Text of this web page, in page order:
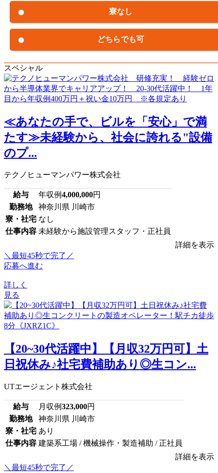
寮なし
どちらでも可
スペシャル
≪あなたの手で、ビルを「安心」で満
たす≫未経験から、社会に誇れる"設備
のプ...
テクノヒューマンパワー株式会社
給与 年収例4,000,000円
勤務地
神奈川県 川崎市
寮・社宅 なし
仕事内容 未経験から施設管理スタッフ・正社員
詳細を表示
＼最短45秒で完了／
応募へ進む
詳しく
見る
【20~30代活躍中】【月収32万円可】土
日祝休み♪社宅費補助あり◎生コン...
UTエージェント株式会社
給与 月収例323,000円
勤務地
神奈川県 川崎市
寮・社宅 あり
仕事内容 建築系工場 / 機械操作・製造補助 / 正社員
詳細を表示
＼最短45秒で完了／